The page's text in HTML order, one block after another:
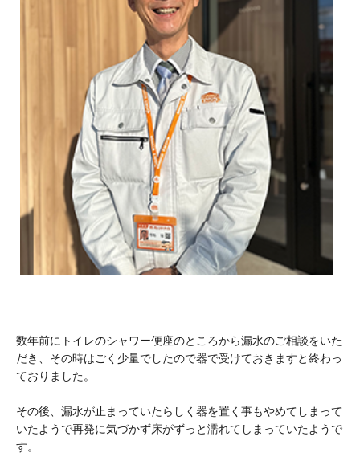
数年前にトイレのシャワー便座のところから漏水のご相談をいた
だき、その時はごく少量でしたので器で受けておきますと終わっ
ておりました。
その後、漏水が止まっていたらしく器を置く事もやめてしまって
いたようで再発に気づかず床がずっと濡れてしまっていたようで
す。